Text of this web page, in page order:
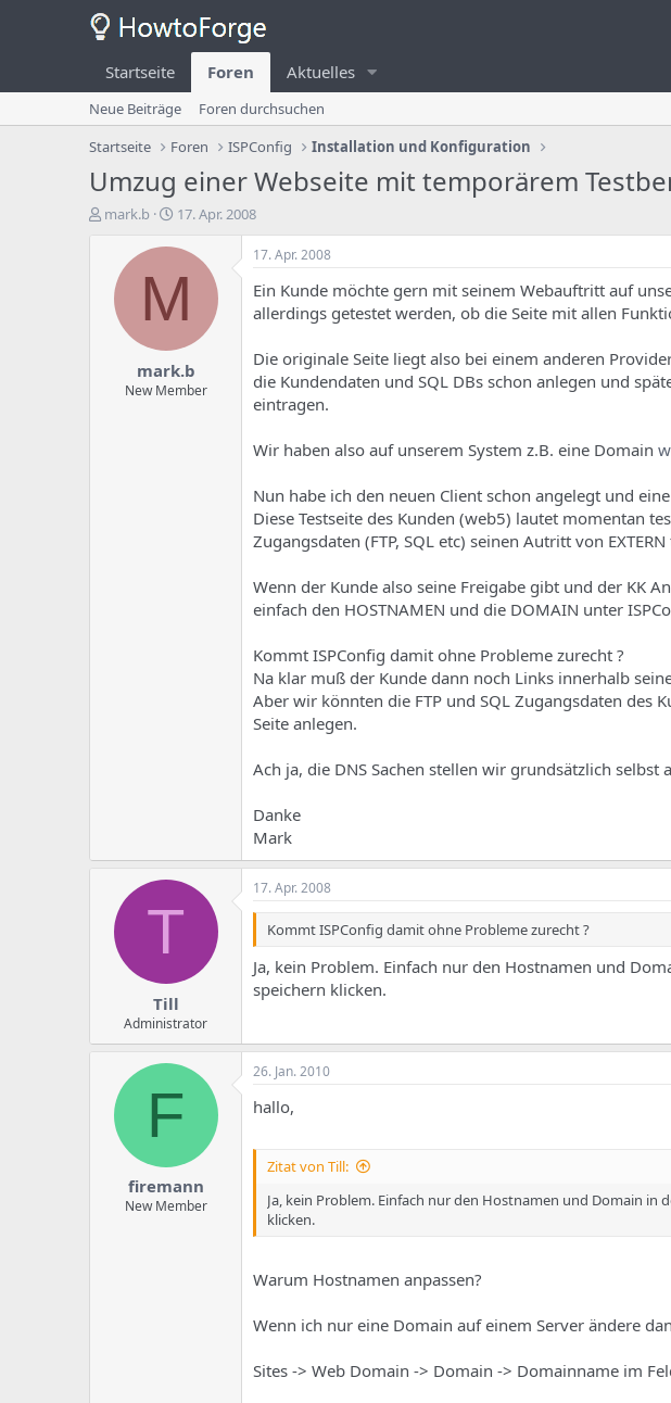
Startseite Foren Aktuelles
Neue Beiträge
Foren durchsuchen
Startseite
Foren ISPConfig Installation und Konfiguration
Umzug einer Webseite mit temporärem
E
mark.b
E
s
e
u
n
g
17. Apr. 2008
M
mark.b
New Member
17. Apr. 2008
Ein Kunde möchte gern mit seinem Webauftritt auf
allerdings getestet werden, ob die Seite mit allen
Die originale Seite liegt also bei einem anderen
die Kundendaten und SQL DBs schon anlegen und
eintragen.
Wir haben also auf unserem System z.B. eine Domain
Nun habe ich den neuen Client schon angelegt und
Diese Testseite des Kunden (web5) lautet momentan
Zugangsdaten (FTP, SQL etc) seinen Autritt von
Wenn der Kunde also seine Freigabe gibt und der KK
einfach den HOSTNAMEN und die DOMAIN unter
Kommt ISPConfig damit ohne Probleme zurecht ?
Na klar muß der Kunde dann noch Links innerhalb
Aber wir könnten die FTP und SQL Zugangsdaten des
Seite anlegen.
Ach ja, die DNS Sachen stellen wir grundsätzlich selbst
Danke
Mark
T
Till
Administrator
17. Apr. 2008
Kommt ISPConfig damit ohne Probleme zurecht ?
Ja, kein Problem. Einfach nur den Hostnamen und
speichern klicken.
F
firemann
New Member
26. Jan. 2010
hallo,
Zitat von Till:
Ja, kein Problem. Einfach nur den Hostnamen und Domain
klicken.
Warum Hostnamen anpassen?
Wenn ich nur eine Domain auf einem Server ändere
Sites -> Web Domain -> Domain -> Domainname im